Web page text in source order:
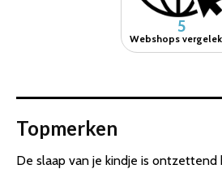
5
Webshops
Topmerken
De slaap van je kindje is ontzettend